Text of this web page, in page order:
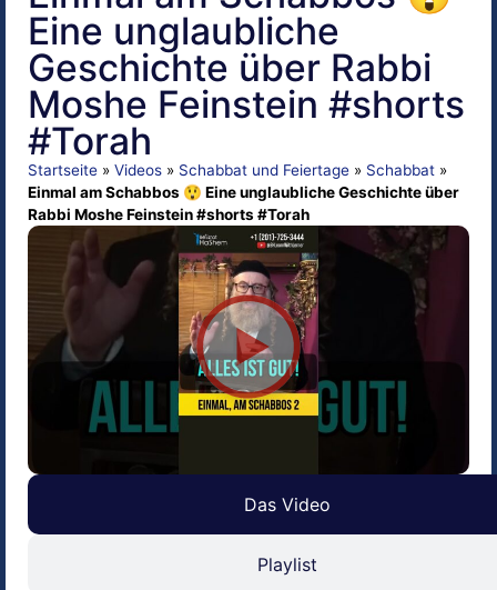
Eine unglaubliche
Geschichte über Rabbi
Moshe Feinstein #shorts
#Torah
Startseite » Videos » Schabbat und Feiertage » Schabbat »
Einmal am Schabbos 😲 Eine unglaubliche Geschichte über
Rabbi Moshe Feinstein #shorts #Torah
Das Video
Playlist